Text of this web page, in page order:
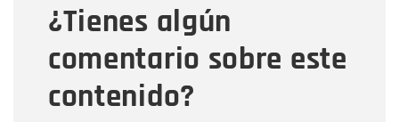
¿Tienes algún
comentario sobre este
contenido?
Mensaje